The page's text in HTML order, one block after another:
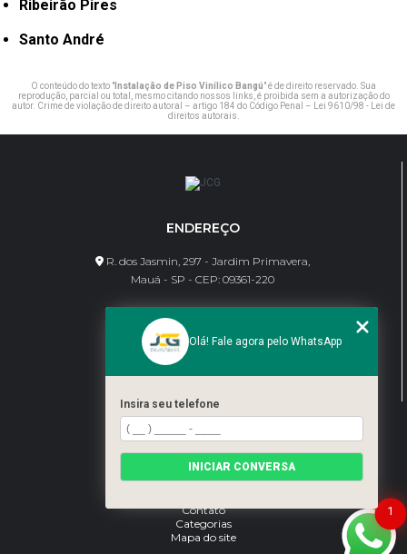
Ribeirão Pires
Santo André
O conteúdo do texto " Instalação de Piso Vinílico Bangú" é de direito reservado. Sua
reprodução, parcial ou total, mesmo citando nossos links, é proibida sem a autorização do
autor. Crime de violação de direito autoral – artigo 184 do Código Penal –
Lei 9610/98 - Lei de
direitos autorais
ENDEREÇO
R. dos Jasmin, 297 - Jardim Primavera,
Mauá - SP - CEP: 09361-220
CONTATO
(11) 95462-8630
bene@jcgdivisorias.com
Home
Sobre Nós
Serviços
Contato
Categorias
Mapa do site
1
Olá! Fale agora pelo WhatsApp
Insira seu telefone
INICIAR CONVERSA